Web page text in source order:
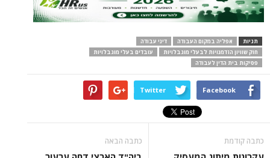
תגיות אפליה במקום העבודה
דיני עבודה
חוק שוויון הזדמנויות לבעלי מוגבלויות
עובדים בעלי מוגבלויות
פסיקות בית הדין לעבודה
Facebook
Twitter
כתבה קודמת כתבה הבאה